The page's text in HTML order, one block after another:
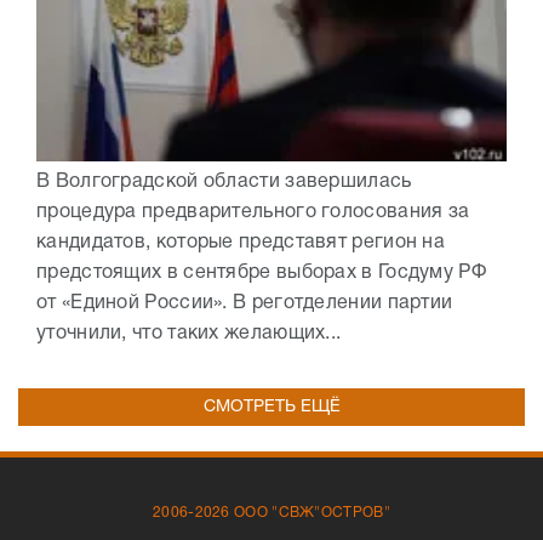
В Волгоградской области завершилась
процедура предварительного голосования за
кандидатов, которые представят регион на
предстоящих в сентябре выборах в Госдуму РФ
от «Единой России». В реготделении партии
уточнили, что таких желающих...
СМОТРЕТЬ ЕЩЁ
2006-2026 ООО "СВЖ"ОСТРОВ"